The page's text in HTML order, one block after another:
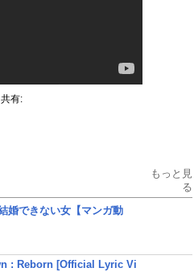
共有:
もっと見
る
婚できない女【マンガ動
: Reborn [Official Lyric Vi